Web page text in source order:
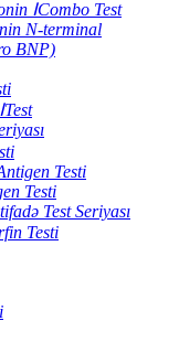
ⅠCombo Test
N-terminal
BNP)
Testi
Testi
Test Seriyası
Testi